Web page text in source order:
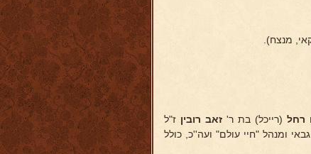
מנצח).
רחל (רייכל) בת ר' זאב רובין ז"ל
ומנהל "חיי עולם" ועה''כ, כולל